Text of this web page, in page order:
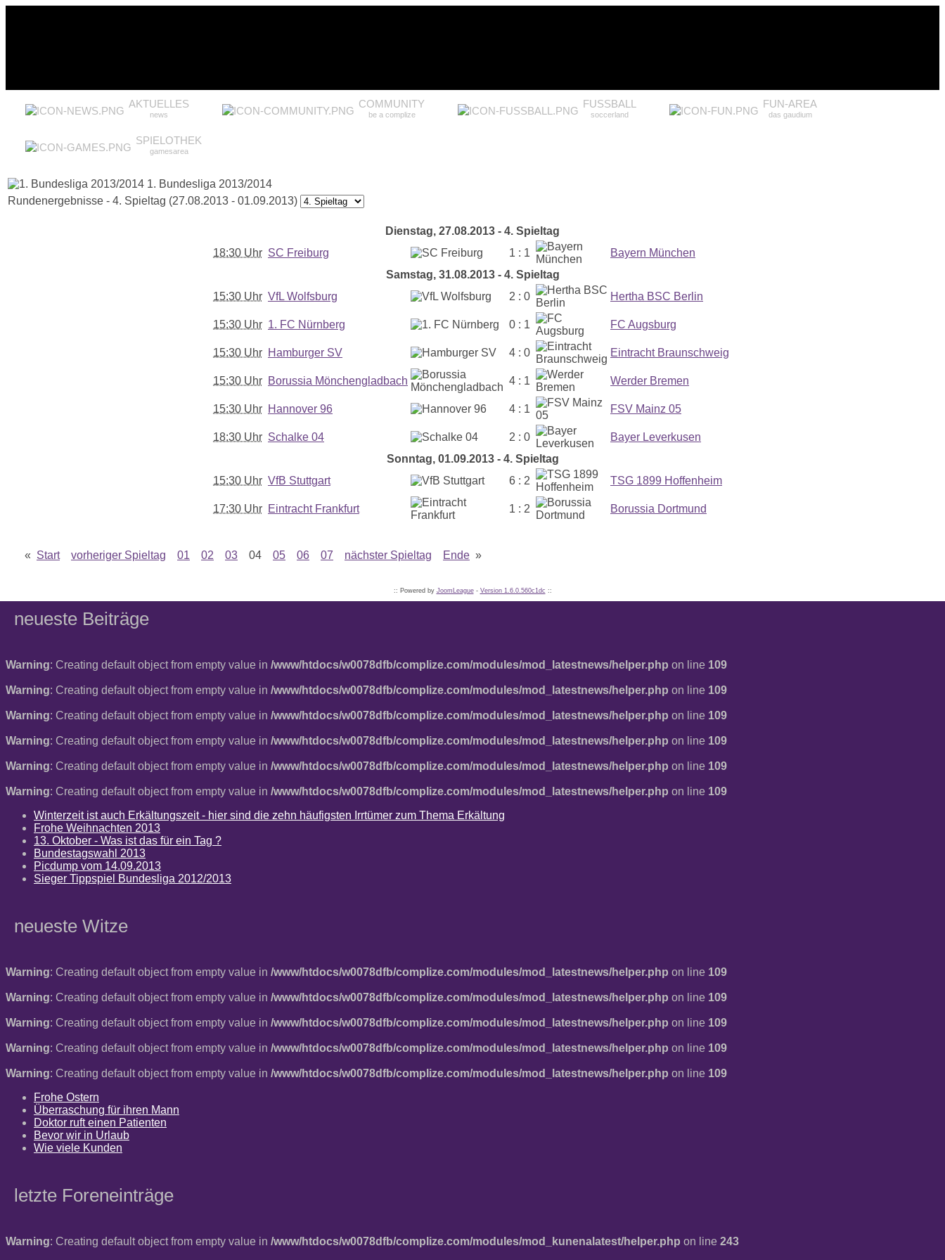
AKTUELLES
news
COMMUNITY
be a complize
FUSSBALL
soccerland
FUN-AREA
das gaudium
SPIELOTHEK
gamesarea
1. Bundesliga 2013/2014
Rundenergebnisse - 4. Spieltag (27.08.2013 - 01.09.2013)
Dienstag, 27.08.2013 - 4. Spieltag
18:30 Uhr SC Freiburg 1 : 1
Bayern München
Samstag, 31.08.2013 - 4. Spieltag
15:30 Uhr VfL Wolfsburg 2 : 0 Hertha BSC Berlin
15:30 Uhr 1. FC Nürnberg 0 : 1 FC Augsburg
15:30 Uhr Hamburger SV 4 : 0 Eintracht Braunschweig
15:30 Uhr Borussia Mönchengladbach 4 : 1 Werder Bremen
15:30 Uhr Hannover 96 4 : 1 FSV Mainz 05
18:30 Uhr Schalke 04 2 : 0
Bayer Leverkusen
Sonntag, 01.09.2013 - 4. Spieltag
15:30 Uhr VfB Stuttgart 6 : 2 TSG 1899 Hoffenheim
17:30 Uhr Eintracht Frankfurt 1 : 2 Borussia Dortmund
« Start vorheriger Spieltag 01 02 03 04 05 06 07 nächster Spieltag Ende »
:: Powered by JoomLeague- Version 1.6.0.560c1dc ::
neueste Beiträge
Warning: Creating default object from empty value in /www/htdocs/w0078dfb/complize.com/modules/mod_latestnews/helper.php on line 109
Warning: Creating default object from empty value in /www/htdocs/w0078dfb/complize.com/modules/mod_latestnews/helper.php on line 109
Warning: Creating default object from empty value in /www/htdocs/w0078dfb/complize.com/modules/mod_latestnews/helper.php on line 109
Warning: Creating default object from empty value in /www/htdocs/w0078dfb/complize.com/modules/mod_latestnews/helper.php on line 109
Warning: Creating default object from empty value in /www/htdocs/w0078dfb/complize.com/modules/mod_latestnews/helper.php on line 109
Warning: Creating default object from empty value in /www/htdocs/w0078dfb/complize.com/modules/mod_latestnews/helper.php on line 109
Winterzeit ist auch Erkältungszeit - hier sind die zehn häufigsten Irrtümer zum Thema Erkältung
Frohe Weihnachten 2013
13. Oktober - Was ist das für ein Tag ?
Bundestagswahl 2013
Picdump vom 14.09.2013
Sieger Tippspiel Bundesliga 2012/2013
neueste Witze
Warning: Creating default object from empty value in /www/htdocs/w0078dfb/complize.com/modules/mod_latestnews/helper.php on line 109
Warning: Creating default object from empty value in /www/htdocs/w0078dfb/complize.com/modules/mod_latestnews/helper.php on line 109
Warning: Creating default object from empty value in /www/htdocs/w0078dfb/complize.com/modules/mod_latestnews/helper.php on line 109
Warning: Creating default object from empty value in /www/htdocs/w0078dfb/complize.com/modules/mod_latestnews/helper.php on line 109
Warning: Creating default object from empty value in /www/htdocs/w0078dfb/complize.com/modules/mod_latestnews/helper.php on line 109
Frohe Ostern
Überraschung für ihren Mann
Doktor ruft einen Patienten
Bevor wir in Urlaub
Wie viele Kunden
letzte Foreneinträge
Warning: Creating default object from empty value in /www/htdocs/w0078dfb/complize.com/modules/mod_kunenalatest/helper.php on line 243